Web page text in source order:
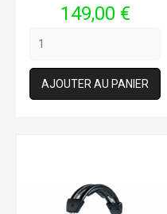
Prix
149,00 €
AJOUTER AU PANIER